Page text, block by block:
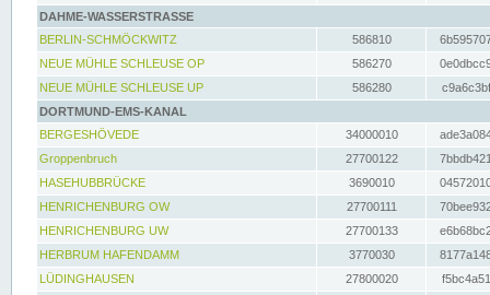
DAHME-WASSERSTRASSE
BERLIN-SCHMÖCKWITZ
586810
NEUE MÜHLE SCHLEUSE OP
586270
NEUE MÜHLE SCHLEUSE UP
586280
DORTMUND-EMS-KANAL
BERGESHÖVEDE
34000010
Groppenbruch
27700122
HASEHUBBRÜCKE
3690010
HENRICHENBURG OW
27700111
HENRICHENBURG UW
27700133
HERBRUM HAFENDAMM
3770030
LÜDINGHAUSEN
27800020